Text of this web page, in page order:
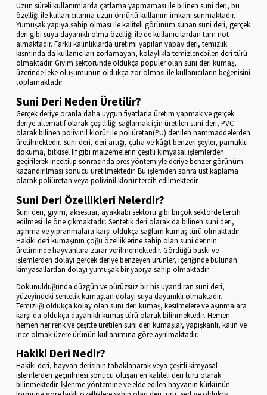
Uzun süreli kullanımlarda çatlama yapmaması ile bilinen suni deri, bu
özelliği ile kullanıcılarına uzun ömürlü kullanım imkanı sunmaktadır.
Yumuşak yapıya sahip olması ile kaliteli görünüm sunan suni deri, gerçek
deri gibi suya dayanıklı olma özelliği ile de kullanıcılardan tam not
almaktadır. Farklı kalınlıklarda üretimi yapılan yapay deri, temizlik
kısmında da kullanıcıları zorlamayan, kolaylıkla temizlenebilen deri türü
olmaktadır. Giyim sektöründe oldukça popüler olan suni deri kumaş,
üzerinde leke oluşumunun oldukça zor olması ile kullanıcıların beğenisini
toplamaktadır.
Suni Deri Neden Üretilir?
Gerçek deriye oranla daha uygun fiyatlarla üretim yapmak ve gerçek
deriye alternatif olarak çeşitliliği sağlamak için üretilen suni deri, PVC
olarak bilinen polivinil klorür ile poliüretan(PU) denilen hammaddelerden
üretilmektedir. Suni deri, deri artığı, çuha ve kâğıt benzeri şeyler, pamuklu
dokuma, bitkisel lif gibi malzemelerin çeşitli kimyasal işlemlerden
geçirilerek inceltilip sonrasında pres yöntemiyle deriye benzer görünüm
kazandırılması sonucu üretilmektedir. Bu işlemden sonra üst kaplama
olarak poliüretan veya polivinil klorür tercih edilmektedir.
Suni Deri Özellikleri Nelerdir?
Suni deri, giyim, aksesuar, ayakkabı sektörü gibi birçok sektörde tercih
edilmesi ile öne çıkmaktadır. Sentetik deri olarak da bilinen suni deri,
aşınma ve yıpranmalara karşı oldukça sağlam kumaş türü olmaktadır.
Hakiki deri kumaşının çoğu özelliklerine sahip olan suni derinin
üretiminde hayvanlara zarar verilmemektedir. Gördüğü baskı ve
işlemlerden dolayı gerçek deriye benzeyen ürünler, içeriğinde bulunan
kimyasallardan dolayı yumuşak bir yapıya sahip olmaktadır.
Dokunulduğunda düzgün ve pürüzsüz bir his uyandıran suni deri,
yüzeyindeki sentetik kumaştan dolayı suya dayanıklı olmaktadır.
Temizliği oldukça kolay olan suni deri kumaş, kesilmelere ve aşınmalara
karşı da oldukça dayanıklı kumaş türü olarak bilinmektedir. Hemen
hemen her renk ve çeşitte üretilen suni deri kumaşlar, yapışkanlı, kalın ve
ince olmak üzere ürünün kullanımına göre ayrılmaktadır.
Hakiki Deri Nedir?
Hakiki deri, hayvan derisinin tabaklanarak veya çeşitli kimyasal
işlemlerden geçirilmesi sonucu oluşan en kaliteli deri türü olarak
bilinmektedir. İşlenme yöntemine ve elde edilen hayvanın kürkünün